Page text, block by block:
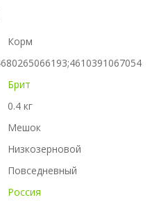
Корм
Брит
0.4 кг
Мешок
Низкозерновой
Повседневный
Россия